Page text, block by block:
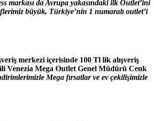
markası da Avrupa yakasındaki ilk Outlet’ini
büyük, Türkiye’nin 1 numaralı outlet’i
merkezi içerisinde 100 Tl lik alışveriş
Venezia Mega Outlet Genel Müdürü Cenk
Mega fırsatlar ve ev çekilişimizle